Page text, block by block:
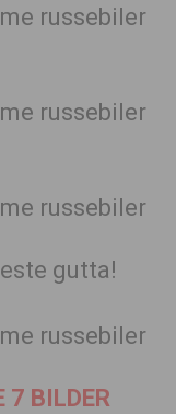
gutta!
7 BILDER